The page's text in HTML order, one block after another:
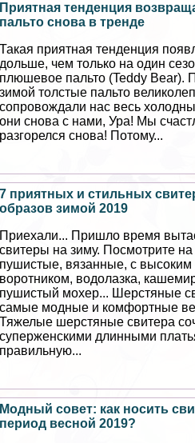
Приятная тенденция
пальто снова в тренде
Такая приятная тенденция
дольше, чем только на один
плюшевое пальто (Teddy Bear).
зимой толстые пальто
сопровождали нас весь
они снова с нами, Ура! Мы
разгорелся снова! Потому...
7 приятных и стильных
образов зимой 2019
Приехали... Пришло время
свитеры на зиму. Посмотрите на
пушистые, вязанные, с высоким
воротником, водолазка,
пушистый мохер... Шерстяные
самые модные и комфортные
Тяжелые шерстяные свитера
суперженскими длинными
правильную...
Модный совет: как носить
период весной 2019?